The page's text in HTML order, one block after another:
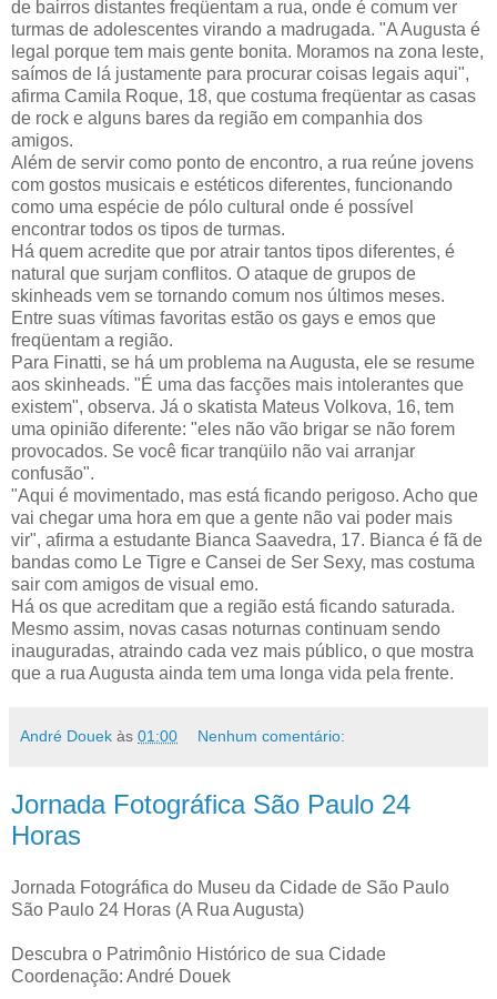
de bairros distantes freqüentam a rua, onde é comum ver
turmas de adolescentes virando a madrugada. "A Augusta é
legal porque tem mais gente bonita. Moramos na zona leste,
saímos de lá justamente para procurar coisas legais aqui",
afirma Camila Roque, 18, que costuma freqüentar as casas
de rock e alguns bares da região em companhia dos
amigos.
Além de servir como ponto de encontro, a rua reúne jovens
com gostos musicais e estéticos diferentes, funcionando
como uma espécie de pólo cultural onde é possível
encontrar todos os tipos de turmas.
Há quem acredite que por atrair tantos tipos diferentes, é
natural que surjam conflitos. O ataque de grupos de
skinheads vem se tornando comum nos últimos meses.
Entre suas vítimas favoritas estão os gays e emos que
freqüentam a região.
Para Finatti, se há um problema na Augusta, ele se resume
aos skinheads. "É uma das facções mais intolerantes que
existem", observa. Já o skatista Mateus Volkova, 16, tem
uma opinião diferente: "eles não vão brigar se não forem
provocados. Se você ficar tranqüilo não vai arranjar
confusão".
"Aqui é movimentado, mas está ficando perigoso. Acho que
vai chegar uma hora em que a gente não vai poder mais
vir", afirma a estudante Bianca Saavedra, 17. Bianca é fã de
bandas como Le Tigre e Cansei de Ser Sexy, mas costuma
sair com amigos de visual emo.
Há os que acreditam que a região está ficando saturada.
Mesmo assim, novas casas noturnas continuam sendo
inauguradas, atraindo cada vez mais público, o que mostra
que a rua Augusta ainda tem uma longa vida pela frente.
André Douek às 01:00 Nenhum comentário:
Jornada Fotográfica São Paulo 24
Horas
Jornada Fotográfica do Museu da Cidade de São Paulo
São Paulo 24 Horas (A Rua Augusta)
Descubra o Patrimônio Histórico de sua Cidade
Coordenação: André Douek